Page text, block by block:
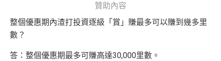
贊助內容
整個優惠期內渣打投資逐級「賞」賺最多可以賺到幾多里
數？
答：整個優惠期最多可賺高達30,000里數。